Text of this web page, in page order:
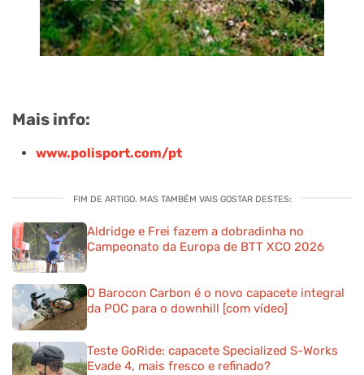
Mais info:
www.polisport.com/pt
FIM DE ARTIGO. MAS TAMBÉM VAIS GOSTAR DESTES:
Aldridge e Frei fazem a dobradinha no
Campeonato da Europa de BTT XCO 2026
O Barocon Carbon é o novo capacete integral
da POC para o downhill [com vídeo]
Teste GoRide: capacete Specialized S-Works
Evade 4, mais fresco e refinado?